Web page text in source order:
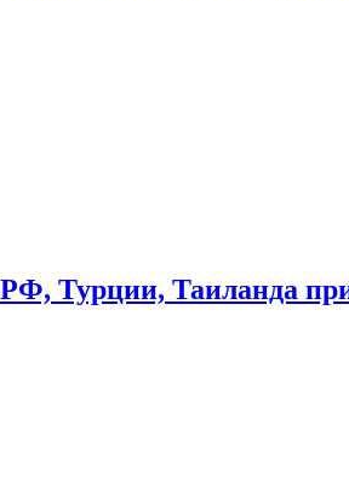
Турции, Таиланда